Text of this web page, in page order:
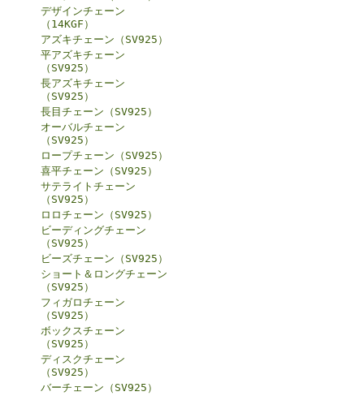
デザインチェーン
（14KGF）
アズキチェーン（SV925）
平アズキチェーン
（SV925）
長アズキチェーン
（SV925）
長目チェーン（SV925）
オーバルチェーン
（SV925）
ロープチェーン（SV925）
喜平チェーン（SV925）
サテライトチェーン
（SV925）
ロロチェーン（SV925）
ビーディングチェーン
（SV925）
ビーズチェーン（SV925）
ショート＆ロングチェーン
（SV925）
フィガロチェーン
（SV925）
ボックスチェーン
（SV925）
ディスクチェーン
（SV925）
バーチェーン（SV925）